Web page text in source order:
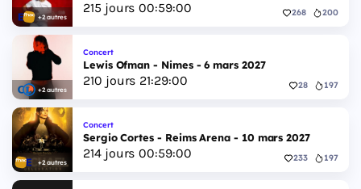
+2 autres
215 jours 00:58:59 268 200
+2 autres
Concert
Lewis Ofman - Nimes - 6 mars 2027
210 jours 21:28:59 28 197
+2 autres
Concert
Sergio Cortes - Reims Arena - 10 mars 2027
214jours 00:58:59 233 197